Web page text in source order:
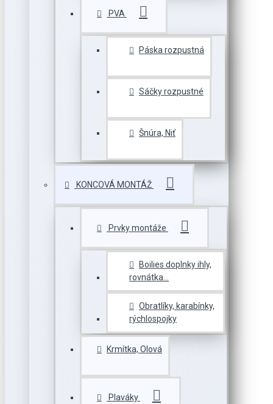
PVA
Páska rozpustná
Sáčky rozpustné
Šnúra, Niť
KONCOVÁ MONTÁŽ
Prvky montáže
Boilies doplnky ihly,
rovnátka...
Obratlíky, karabínky,
rýchlospojky
Krmítka, Olová
Plaváky